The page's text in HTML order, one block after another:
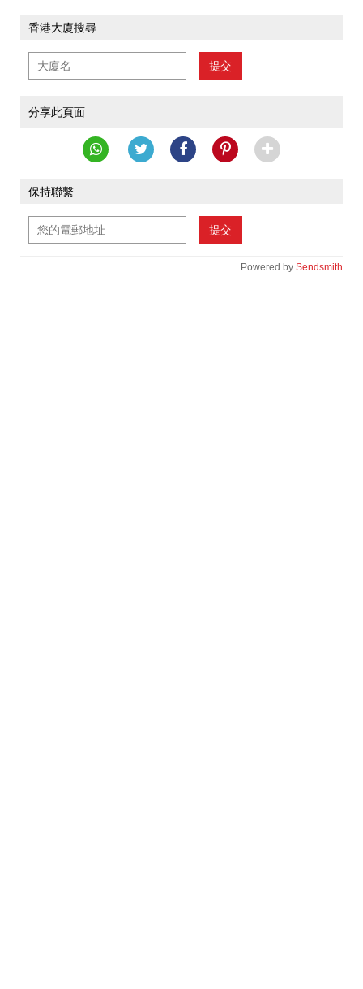
香港大廈搜尋
提交
分享此頁面
保持聯繫
提交
Powered by Sendsmith